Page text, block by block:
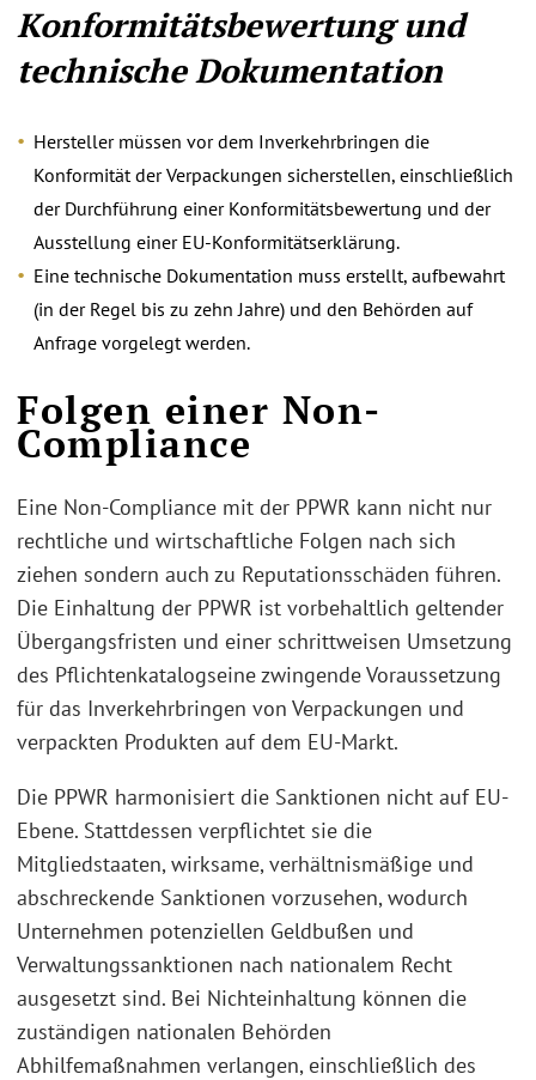
Konformitätsbewertung und
technische Dokumentation
Hersteller müssen vor dem Inverkehrbringen die
Konformität der Verpackungen sicherstellen, einschließlich
der Durchführung einer Konformitätsbewertung und der
Ausstellung einer EU-Konformitätserklärung.
Eine technische Dokumentation muss erstellt, aufbewahrt
(in der Regel bis zu zehn Jahre) und den Behörden auf
Anfrage vorgelegt werden.
Folgen einer Non-
Compliance
Eine Non-Compliance mit der PPWR kann nicht nur
rechtliche und wirtschaftliche Folgen nach sich
ziehen sondern auch zu Reputationsschäden führen.
Die Einhaltung der PPWR ist vorbehaltlich geltender
Übergangsfristen und einer schrittweisen Umsetzung
des Pflichtenkatalogseine zwingende Voraussetzung
für das Inverkehrbringen von Verpackungen und
verpackten Produkten auf dem EU-Markt.
Die PPWR harmonisiert die Sanktionen nicht auf EU-
Ebene. Stattdessen verpflichtet sie die
Mitgliedstaaten, wirksame, verhältnismäßige und
abschreckende Sanktionen vorzusehen, wodurch
Unternehmen potenziellen Geldbußen und
Verwaltungssanktionen nach nationalem Recht
ausgesetzt sind. Bei Nichteinhaltung können die
zuständigen nationalen Behörden
Abhilfemaßnahmen verlangen, einschließlich des